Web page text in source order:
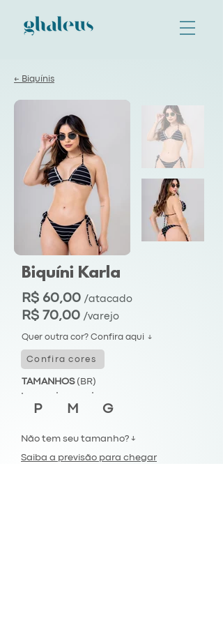
← Biquínis
Biquíni Karla
R$ 60,00 /atacado
R$ 70,00 /varejo
Quer outra cor? Confira aqui ↓
Confira cores
TAMANHOS(BR)
P M G
Não tem seu tamanho? ↓
Saiba a previsão para chegar